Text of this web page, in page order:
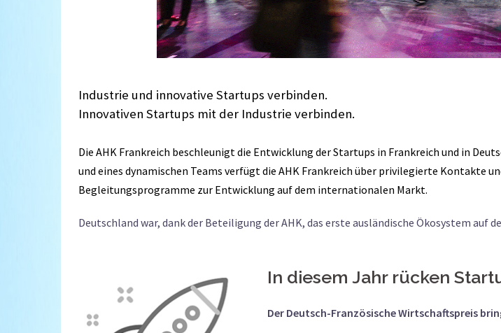
Industrie und innovative Startups verbinden.
Innovativen Startups mit der Industrie verbinden.
Die AHK Frankreich beschleunigt die Entwicklung der Startups in Frankreich und in
und eines dynamischen Teams verfügt die AHK Frankreich über privilegierte Kontakte
Begleitungsprogramme zur Entwicklung auf dem internationalen Markt.
Deutschland war, dank der Beteiligung der AHK, das erste ausländische Ökosystem auf
In diesem Jahr rücken
Der Deutsch-Französische Wirtschaftspreis